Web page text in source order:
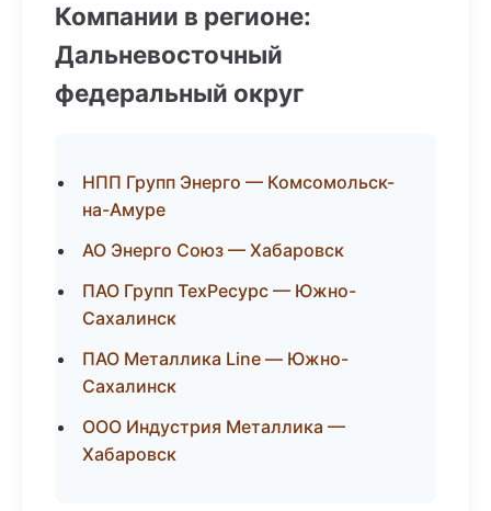
Компании в регионе:
Дальневосточный
федеральный округ
НПП Групп Энерго — Комсомольск-
на-Амуре
АО Энерго Союз — Хабаровск
ПАО Групп ТехРесурс — Южно-
Сахалинск
ПАО Металлика Line — Южно-
Сахалинск
ООО Индустрия Металлика —
Хабаровск